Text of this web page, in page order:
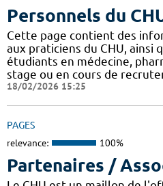
Personnels du
Cette page contient des
aux praticiens du CHU, ainsi
étudiants en médecine,
stage ou en cours de
18/02/2026 15:25
PAGES
relevance: 100%
Partenaires /